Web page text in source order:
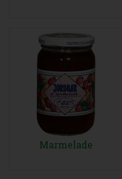
Marmelade